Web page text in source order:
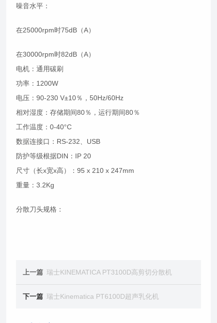
噪音水平：
在25000rpm时75dB（A）
在30000rpm时82dB（A）
电机：通用碳刷
功率：1200W
电压：90-230 V±10％，50Hz/60Hz
相对湿度：存储期间80％，运行期间80％
工作温度：0-40°C
数据连接口：RS-232、USB
防护等级根据DIN：IP 20
尺寸（长x宽x高）：95 x 210 x 247mm
重量：3.2Kg
分散刀头规格：
上一篇 瑞士KINEMATICA PT3100D高剪切分散机
下一篇 瑞士Kinematica PT6100D超声乳化机